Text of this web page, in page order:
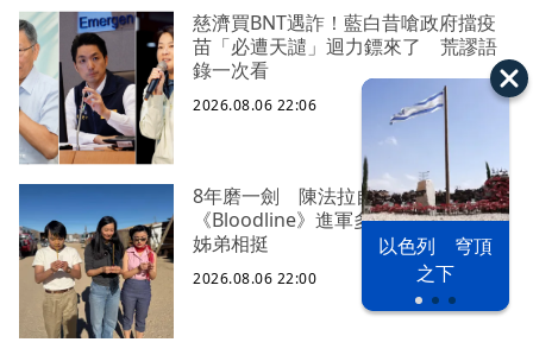
以色列 穹頂
之下
慈濟買BNT遇詐！藍白昔嗆政府擋疫
苗「必遭天譴」迴力鏢來了 荒謬語
錄一次看
2026.08.06 22:06
8年磨一劍 陳法拉自編自導
《Bloodline》進軍多倫多 柯林法洛
姊弟相挺
2026.08.06 22:00